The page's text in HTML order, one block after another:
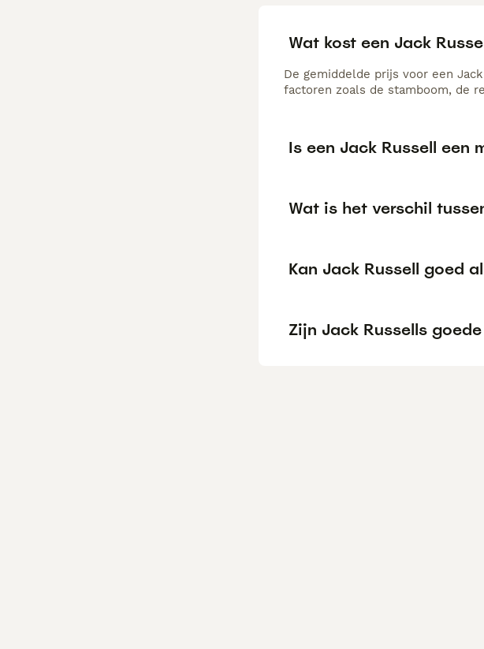
Wat kost een Jack
De gemiddelde prijs voor een
factoren zoals de stamboom, de
Is een Jack Russell een
Wat is het verschil
Kan Jack Russell goed
Zijn Jack Russells